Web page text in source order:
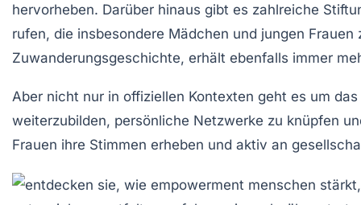
hervorheben. Darüber hinaus gibt es zahlreiche
rufen, die insbesondere Mädchen und jungen Frauen
Zuwanderungsgeschichte, erhält ebenfalls immer
Aber nicht nur in offiziellen Kontexten geht es um
weiterzubilden, persönliche Netzwerke zu knüpfen
Frauen ihre Stimmen erheben und aktiv an